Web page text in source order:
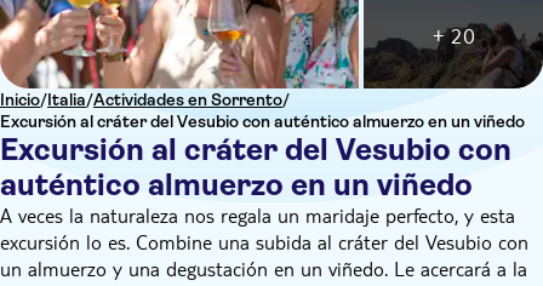
Inicio/Italia/Actividades en Sorrento/
Excursión al cráter del Vesubio con auténtico almuerzo en un viñedo
Excursión al cráter del Vesubio con
auténtico almuerzo en un viñedo
+ 20
A veces la naturaleza nos regala un maridaje perfecto, y esta
excursión lo es. Combine una subida al cráter del Vesubio con
un almuerzo y una degustación en un viñedo. Le acercará a la